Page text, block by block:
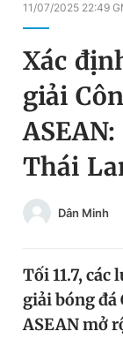
Chuyên mục
Chuyên mục khác
Chào ngày
Tin thị trường
Video
Đổi mật
Tin đã lưu
11/07/2025 22:49
Xác
giải
Thái
Dân Minh
Tối 11.7,
giải bóng đá
ASEAN mở